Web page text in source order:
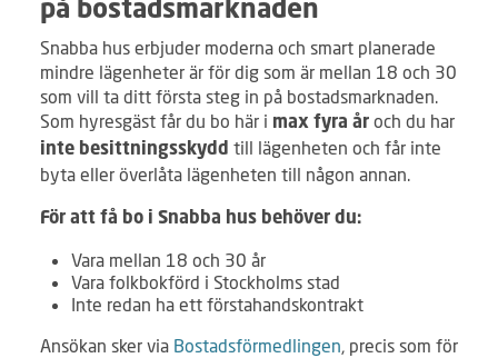
på bostadsmarknaden
Snabba hus erbjuder moderna och smart planerade
mindre lägenheter är för dig som är mellan 18 och 30
som vill ta ditt första steg in på bostadsmarknaden.
Som hyresgäst får du bo här i max fyra år och du har
inte besittningsskydd till lägenheten och får inte
byta eller överlåta lägenheten till någon annan.
För att få bo i Snabba hus behöver du:
Vara mellan 18 och 30 år
Vara folkbokförd i Stockholms stad
Inte redan ha ett förstahandskontrakt
Ansökan sker via Bostadsförmedlingen, precis som för